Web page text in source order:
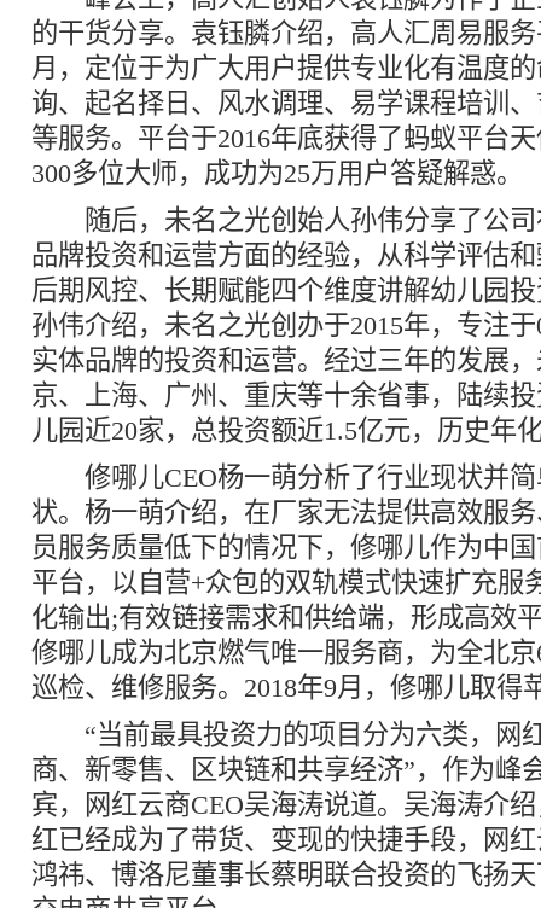
的干货分享。袁钰膦介绍，高人汇周易服
月，定位于为广大用户提供专业化有温度
询、起名择日、风水调理、易学课程培训
等服务。平台于2016年底获得了蚂蚁平台
300多位大师，成功为25万用户答疑解惑。
随后，未名之光创始人孙伟分享了公司
品牌投资和运营方面的经验，从科学评估
后期风控、长期赋能四个维度讲解幼儿园
孙伟介绍，未名之光创办于2015年，专注
实体品牌的投资和运营。经过三年的发展
京、上海、广州、重庆等十余省事，陆续
儿园近20家，总投资额近1.5亿元，历史年
修哪儿CEO杨一萌分析了行业现状并简
状。杨一萌介绍，在厂家无法提供高效服
员服务质量低下的情况下，修哪儿作为中
平台，以自营+众包的双轨模式快速扩充服
化输出;有效链接需求和供给端，形成高效
修哪儿成为北京燃气唯一服务商，为全北
巡检、维修服务。2018年9月，修哪儿取得
“当前最具投资力的项目分为六类，网
商、新零售、区块链和共享经济”，作为峰
宾，网红云商CEO吴海涛说道。吴海涛介
红已经成为了带货、变现的快捷手段，网
鸿祎、博洛尼董事长蔡明联合投资的飞扬